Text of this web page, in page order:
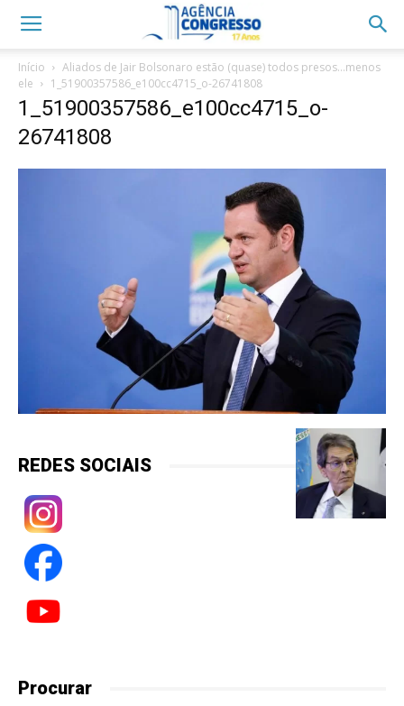
Início
Aliados de Jair Bolsonaro estão (quase) todos presos…menos
ele
1_51900357586_e100cc4715_o-26741808
1_51900357586_e100cc4715_o-
26741808
REDES SOCIAIS
Procurar